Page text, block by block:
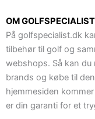
OM
På golfspecialist.dk
tilbehør til golf og
webshops. Så kan
brands og købe til
hjemmesiden
er din garanti for et